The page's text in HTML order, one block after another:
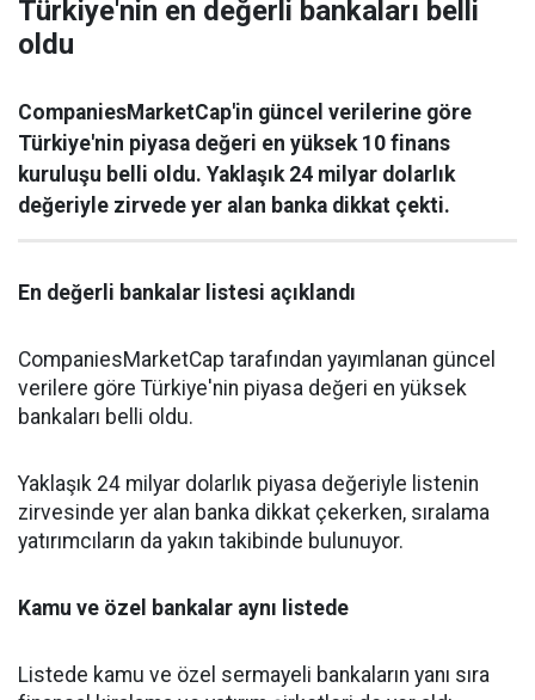
Türkiye'nin en değerli bankaları belli
oldu
CompaniesMarketCap'in güncel verilerine göre
Türkiye'nin piyasa değeri en yüksek 10 finans
kuruluşu belli oldu. Yaklaşık 24 milyar dolarlık
değeriyle zirvede yer alan banka dikkat çekti.
En değerli bankalar listesi açıklandı
CompaniesMarketCap tarafından yayımlanan güncel
verilere göre Türkiye'nin piyasa değeri en yüksek
bankaları belli oldu.
Yaklaşık 24 milyar dolarlık piyasa değeriyle listenin
zirvesinde yer alan banka dikkat çekerken, sıralama
yatırımcıların da yakın takibinde bulunuyor.
Kamu ve özel bankalar aynı listede
Listede kamu ve özel sermayeli bankaların yanı sıra